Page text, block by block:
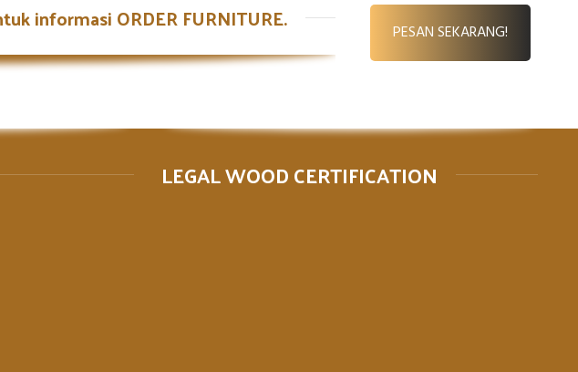
informasi ORDER FURNITURE. PESAN SEKARANG!
LEGAL WOOD CERTIFICATION